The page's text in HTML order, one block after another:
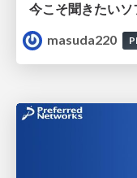
masuda220